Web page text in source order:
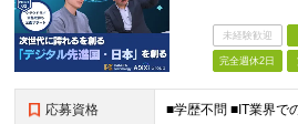
未経験歓迎
完全週休2日
応募資格